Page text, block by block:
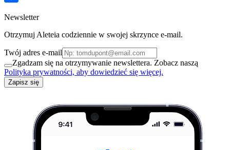
Newsletter
Otrzymuj Aleteia codziennie w swojej skrzynce e-mail.
Twój adres e-mail
Zgadzam się na otrzymywanie newslettera. Zobacz naszą
Polityka prywatności, aby dowiedzieć się więcej.
Zapisz się